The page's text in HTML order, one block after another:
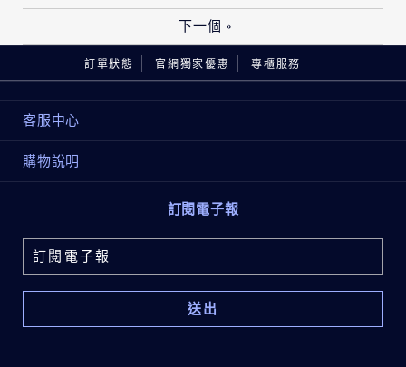
下一個 »
訂單狀態 官網獨家優惠 專櫃服務
客服中心
購物說明
訂閱電子報